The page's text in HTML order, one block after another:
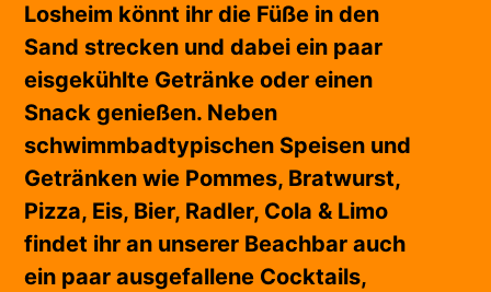
Losheim könnt ihr die Füße in den
Sand strecken und dabei ein paar
eisgekühlte Getränke oder einen
Snack genießen. Neben
schwimmbadtypischen Speisen und
Getränken wie Pommes, Bratwurst,
Pizza, Eis, Bier, Radler, Cola & Limo
findet ihr an unserer Beachbar auch
ein paar ausgefallene Cocktails,